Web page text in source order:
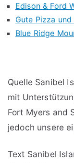
Edison & Ford
Gute Pizza
Blue Ridge
Quelle Sanibel
mit
Fort Myers and
jedoch unsere
Text Sanibel